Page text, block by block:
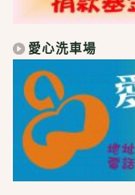
愛心洗車場